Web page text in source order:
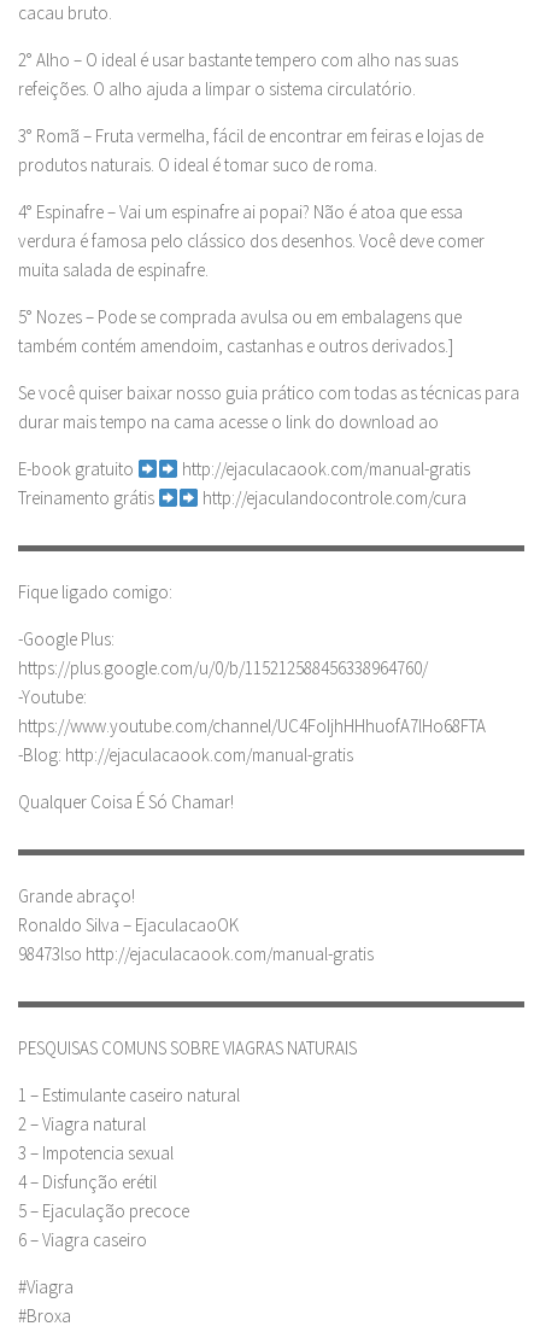
cacau bruto.
2° Alho – O ideal é usar bastante tempero com alho nas suas
refeições. O alho ajuda a limpar o sistema circulatório.
3° Romã – Fruta vermelha, fácil de encontrar em feiras e lojas de
produtos naturais. O ideal é tomar suco de roma.
4° Espinafre – Vai um espinafre ai popai? Não é atoa que essa
verdura é famosa pelo clássico dos desenhos. Você deve comer
muita salada de espinafre.
5° Nozes – Pode se comprada avulsa ou em embalagens que
também contém amendoim, castanhas e outros derivados.]
Se você quiser baixar nosso guia prático com todas as técnicas para
durar mais tempo na cama acesse o link do download ao
E-book gratuito
http://ejaculacaook.com/manual-gratis
Treinamento grátis
http://ejaculandocontrole.com/cura
▬▬▬▬▬▬▬▬▬▬▬▬▬▬▬▬▬▬▬▬▬▬▬▬▬▬▬▬
Fique ligado comigo:
-Google Plus:
https://plus.google.com/u/0/b/115212588456338964760/
-Youtube:
https://www.youtube.com/channel/UC4FoIjhHHhuofA7lHo68FTA
-Blog: http://ejaculacaook.com/manual-gratis
Qualquer Coisa É Só Chamar!
▬▬▬▬▬▬▬▬▬▬▬▬▬▬▬▬▬▬▬▬▬▬▬▬▬▬▬▬
Grande abraço!
Ronaldo Silva – EjaculacaoOK
98473lso http://ejaculacaook.com/manual-gratis
▬▬▬▬▬▬▬▬▬▬▬▬▬▬▬▬▬▬▬▬▬▬▬▬▬▬▬▬
PESQUISAS COMUNS SOBRE VIAGRAS NATURAIS
1 – Estimulante caseiro natural
2 – Viagra natural
3 – Impotencia sexual
4 – Disfunção erétil
5 – Ejaculação precoce
6 – Viagra caseiro
#Viagra
#Broxa